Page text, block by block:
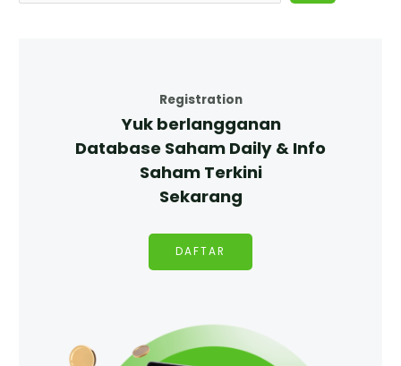
Registration
Yuk berlangganan
Database Saham Daily & Info
Saham Terkini
Sekarang
DAFTAR